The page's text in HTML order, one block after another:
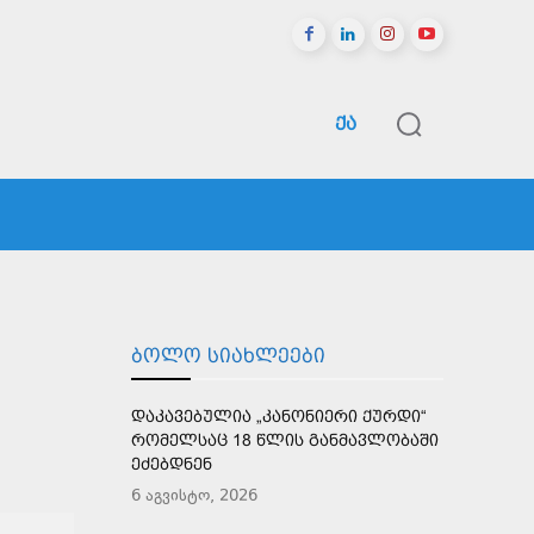
ᲥᲐ
ᲑᲝᲚᲝ ᲡᲘᲐᲮᲚᲔᲔᲑᲘ
ᲓᲐᲙᲐᲕᲔᲑᲣᲚᲘᲐ „ᲙᲐᲜᲝᲜᲘᲔᲠᲘ ᲥᲣᲠᲓᲘ“
ᲠᲝᲛᲔᲚᲡᲐᲪ 18 ᲬᲚᲘᲡ ᲒᲐᲜᲛᲐᲕᲚᲝᲑᲐᲨᲘ
ᲔᲫᲔᲑᲓᲜᲔᲜ
6 აგვისტო, 2026